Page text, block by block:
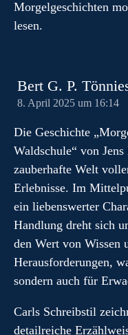
Morgelgeschichten
lesen.
Bert G. P.
8. April 2025 um 16:14
Die Geschichte
Waldschule“ von
zauberhafte Welt
Erlebnisse. Im
ein liebenswerter
Handlung dreht sich
den Wert von Wissen
Herausforderungen,
sondern auch für
Carls Schreibstil
detailreiche